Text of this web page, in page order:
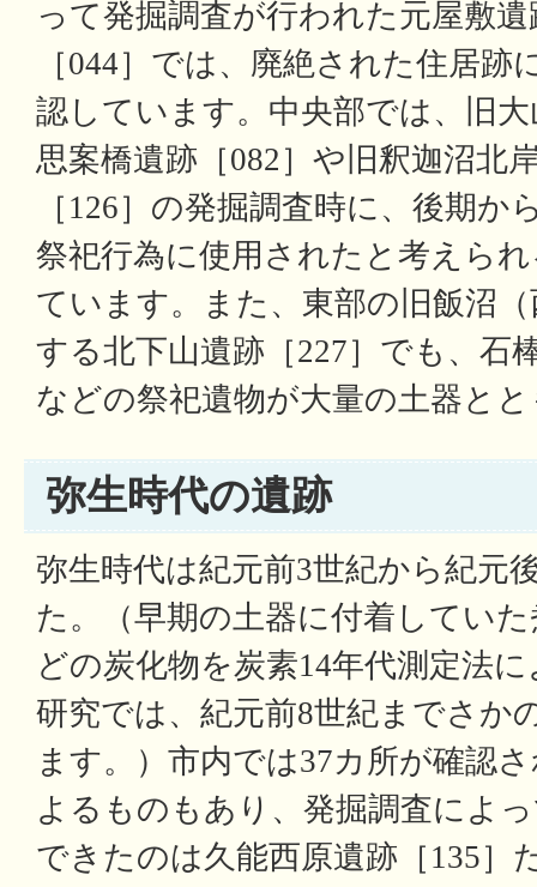
って発掘調査が行われた元屋敷
［044］では、廃絶された住居跡
認しています。中央部では、旧
思案橋遺跡［082］や旧釈迦沼北
［126］の発掘調査時に、後期か
祭祀行為に使用されたと考えら
ています。また、東部の旧飯沼
する北下山遺跡［227］でも、石
などの祭祀遺物が大量の土器と
弥生時代の遺跡
弥生時代は紀元前3世紀から紀元
た。（早期の土器に付着してい
どの炭化物を炭素14年代測定法
研究では、紀元前8世紀までさか
ます。）市内では37カ所が確認
よるものもあり、発掘調査によ
できたのは久能西原遺跡［135］